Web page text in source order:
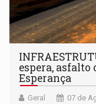
espera, asfalto
Esperança
Geral 07 de